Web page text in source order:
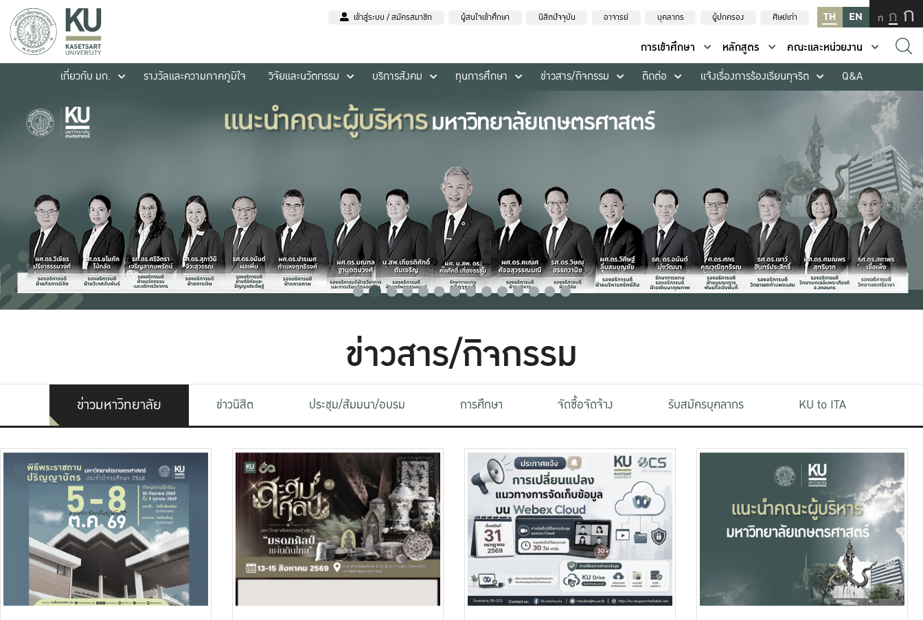
เข้าสู่ระบบ / สมัครสมาชิก ผู้สนใจเข้าศึกษา นิสิตปัจจุบัน อาจารย์ บุคลากร ผู้ปกครอง ศิษย์เก่า TH EN ก ก ก
การเข้าศึกษา หลักสูตร
คณะและหน่วยงาน
เกี่ยวกับ มก.
รางวัลและความภาคภูมิใจ วิจัยและนวัตกรรม บริการสังคม ทุนการศึกษา ข่าวสาร/กิจกรรม ติดต่อ แจ้งเรื่องการร้องเรียนทุจริต Q&A
ข่าวสาร/กิจกรรม
ข่าวมหาวิทยาลัย ข่าวนิสิต ประชุม/สัมมนา/อบรม การศึกษา จัดซื้อจัดจ้าง รับสมัครบุคลากร KU to ITA